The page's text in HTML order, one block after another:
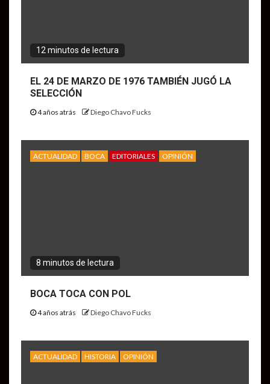
12 minutos de lectura
EL 24 DE MARZO DE 1976 TAMBIÉN JUGÓ LA
SELECCIÓN
4 años atrás Diego Chavo Fucks
ACTUALIDAD BOCA EDITORIALES OPINIÓN
8 minutos de lectura
BOCA TOCA CON POL
4 años atrás Diego Chavo Fucks
ACTUALIDAD HISTORIA OPINIÓN